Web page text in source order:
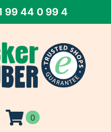
99 44 0 99 4
0